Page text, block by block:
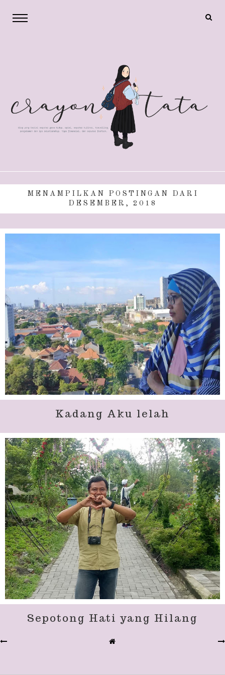
MENAMPILKAN POSTINGAN DARI
DESEMBER, 2018
Kadang Aku lelah
Sepotong Hati yang Hilang